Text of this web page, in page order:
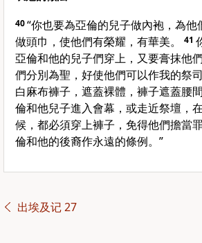
40“你也要為亞倫的兒子做內袍，為
做頭巾，使他們有榮耀，有華美。
41
亞倫和他的兒子們穿上，又要膏抹他
們分別為聖，好使他們可以作我的祭司
白麻布褲子，遮蓋裸體，褲子遮蓋腰間
倫和他兒子進入會幕，或走近祭壇，
候，都必須穿上褲子，免得他們擔當
倫和他的後裔作永遠的條例。”
出埃及记 27